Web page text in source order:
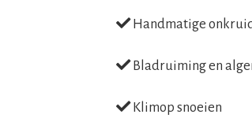
Handmatige
Bladruiming en
Klimop snoeien